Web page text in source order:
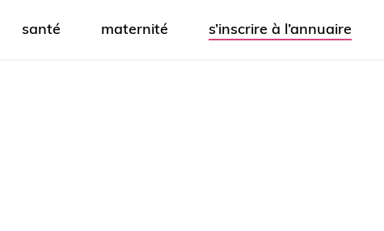
santé maternité s’inscrire à l’annuaire